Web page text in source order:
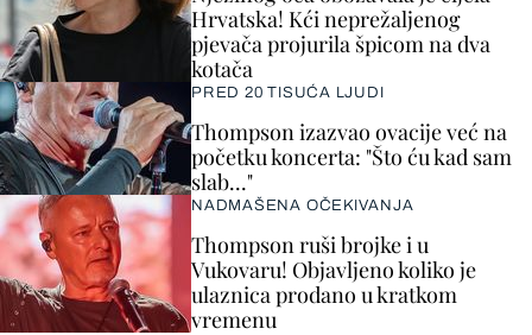
Hrvatska! Kći neprežaljenog
pjevača projurila špicom na dva
kotača
PRED 20 TISUĆA LJUDI
Thompson izazvao ovacije već na
početku koncerta: "Što ću kad sam
slab..."
NADMAŠENA OČEKIVANJA
Thompson ruši brojke i u
Vukovaru! Objavljeno koliko je
ulaznica prodano u kratkom
vremenu